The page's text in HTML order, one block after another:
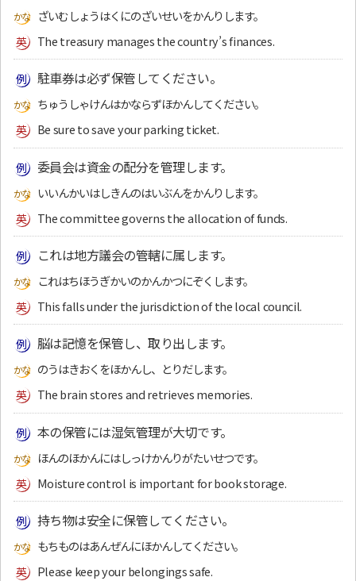
ざいむしょうはくにのざいせいをかんりします。
The treasury manages the country’s finances.
駐車券は必ず保管してください。
ちゅうしゃけんはかならずほかんしてください。
Be sure to save your parking ticket.
委員会は資金の配分を管理します。
いいんかいはしきんのはいぶんをかんりします。
The committee governs the allocation of funds.
これは地方議会の管轄に属します。
これはちほうぎかいのかんかつにぞくします。
This falls under the jurisdiction of the local council.
脳は記憶を保管し、取り出します。
のうはきおくをほかんし、とりだします。
The brain stores and retrieves memories.
本の保管には湿気管理が大切です。
ほんのほかんにはしっけかんりがたいせつです。
Moisture control is important for book storage.
持ち物は安全に保管してください。
もちものはあんぜんにほかんしてください。
Please keep your belongings safe.